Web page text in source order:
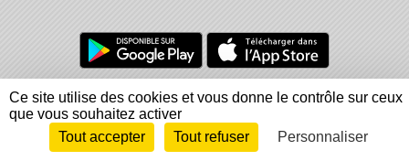
Charte cookies
Gestion des cookies
Informations légales
Signaler un contenu inapproprié
Envie de participer ?
Connexion
Ce site utilise des cookies et vous donne le contrôle sur ceux
que vous souhaitez activer
Tout accepter
Tout refuser Personnaliser